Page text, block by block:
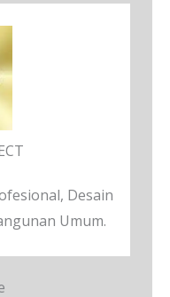
Desain
Umum.